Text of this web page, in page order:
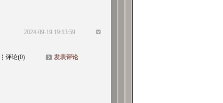
2024-09-19 19:13:59
评论(0) 发表评论